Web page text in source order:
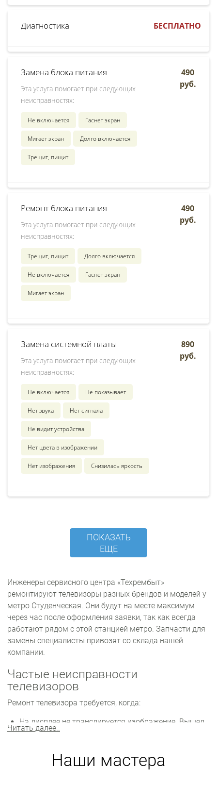
Диагностика БЕСПЛАТНО
Замена блока питания
Эта услуга помогает при следующих
неисправностях:
Не включается Гаснет экран
Мигает экран Долго включается
Трещит, пищит
490
руб.
Ремонт блока питания
Эта услуга помогает при следующих
неисправностях:
Трещит, пищит Долго включается
Не включается Гаснет экран
Мигает экран
490
руб.
Замена системной платы
Эта услуга помогает при следующих
неисправностях:
Не включается Не показывает
Нет звука Нет сигнала
Не видит устройства
Нет цвета в изображении
Нет изображения Снизилась яркость
890
руб.
ПОКАЗАТЬ
ЕЩЕ
Инженеры сервисного центра «Техрембыт»
ремонтируют телевизоры разных брендов и моделей у
метро Студенческая. Они будут на месте максимум
через час после оформления заявки, так как всегда
работают рядом с этой станцией метро. Запчасти для
замены специалисты привозят со склада нашей
компании.
Частые неисправности
телевизоров
Ремонт телевизора требуется, когда:
На дисплее не транслируется изображение. Вышел
из строя инвертор или неисправны диоды
Постоянно сбиваются настройки. Возможны
проблемы с прошивкой. Нужно переустанавливать
Читать далее..
Наши мастера